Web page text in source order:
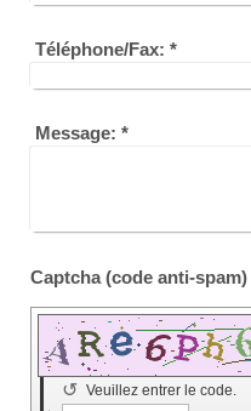
Téléphone/Fax: *
Message: *
Veuillez entrer le code.
↺